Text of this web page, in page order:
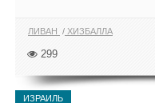
ЛИВАН ХИЗБАЛЛА
299
ИЗРАИЛЬ